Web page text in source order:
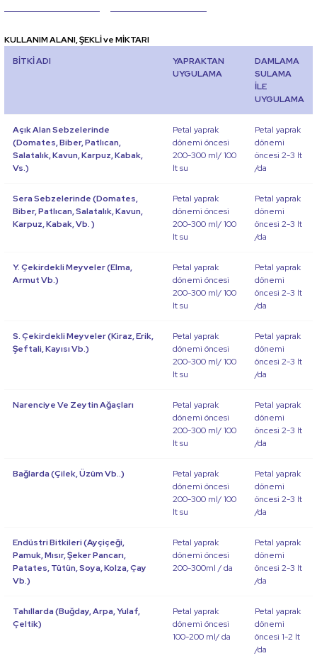
KULLANIM ALANI, ŞEKLİ ve MİKTARI
BİTKİ ADI
YAPRAKTAN
UYGULAMA
DAMLAMA
SULAMA
İLE
UYGULAMA
Açık Alan Sebzelerinde
(Domates, Biber, Patlıcan,
Salatalık, Kavun, Karpuz, Kabak,
Vs.)
Petal yaprak
dönemi öncesi
200-300 ml/ 100
lt su
Petal yaprak
dönemi
öncesi 2-3 lt
/da
Sera Sebzelerinde (Domates,
Biber, Patlıcan, Salatalık, Kavun,
Karpuz, Kabak, Vb. )
Petal yaprak
dönemi öncesi
200-300 ml/ 100
lt su
Petal yaprak
dönemi
öncesi 2-3 lt
/da
Y. Çekirdekli Meyveler (Elma,
Armut Vb.)
Petal yaprak
dönemi öncesi
200-300 ml/ 100
lt su
Petal yaprak
dönemi
öncesi 2-3 lt
/da
S. Çekirdekli Meyveler (Kiraz, Erik,
Şeftali, Kayısı Vb.)
Petal yaprak
dönemi öncesi
200-300 ml/ 100
lt su
Petal yaprak
dönemi
öncesi 2-3 lt
/da
Narenciye Ve Zeytin Ağaçları
Petal yaprak
dönemi öncesi
200-300 ml/ 100
lt su
Petal yaprak
dönemi
öncesi 2-3 lt
/da
Bağlarda (Çilek, Üzüm Vb..)
Petal yaprak
dönemi öncesi
200-300 ml/ 100
lt su
Petal yaprak
dönemi
öncesi 2-3 lt
/da
Endüstri Bitkileri (Ayçiçeği,
Pamuk, Mısır, Şeker Pancarı,
Patates, Tütün, Soya, Kolza, Çay
Vb.)
Petal yaprak
dönemi öncesi
200-300ml / da
Petal yaprak
dönemi
öncesi 2-3 lt
/da
Tahıllarda (Buğday, Arpa, Yulaf,
Çeltik)
Petal yaprak
dönemi öncesi
100-200 ml/ da
Petal yaprak
dönemi
öncesi 1-2 lt
/da